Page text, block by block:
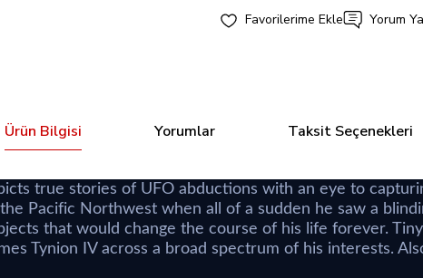
Yorum
Ürün Bilgisi Yorumlar Taksit Seçenekleri
true stories of UFO abductions with an eye to
Pacific Northwest when all of a sudden he saw a
that would change the course of his life forever.
Tynion IV across a broad spectrum of his interests.